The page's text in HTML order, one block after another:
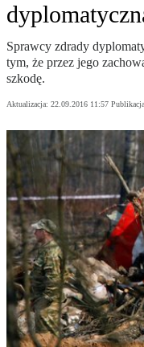
Sprawcy zdrady
tym, że przez jego
szkodę.
Aktualizacja: 22.09.2016 11:57